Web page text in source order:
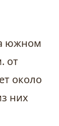
южном
от
около
них